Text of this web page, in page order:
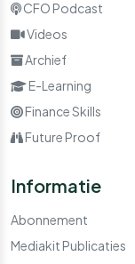
CFO Podcast
Videos
Archief
E-Learning
Finance Skills
Future Proof
Informatie
Abonnement
Mediakit Publicaties